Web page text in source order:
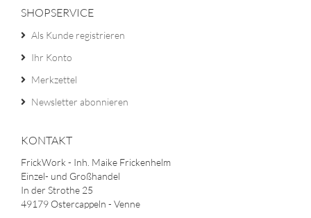
SHOPSERVICE
Als Kunde registrieren
Ihr Konto
Merkzettel
Newsletter abonnieren
KONTAKT
FrickWork - Inh. Maike Frickenhelm
Einzel- und Großhandel
In der Strothe 25
49179 Ostercappeln - Venne